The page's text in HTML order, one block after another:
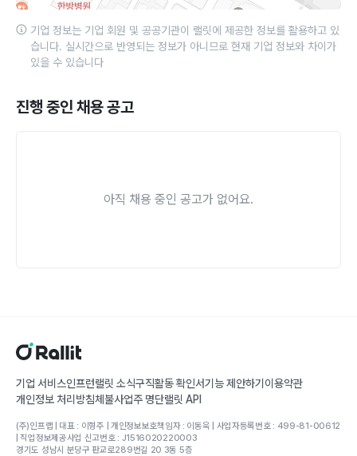
기업 정보는 기업 회원 및 공공기관이 랠릿에 제공한 정보를 활용하고 있
습니다. 실시간으로 반영되는 정보가 아니므로 현재 기업 정보와 차이가
있을 수 있습니다
진행 중인 채용 공고
아직 채용 중인 공고가 없어요.
기업 서비스인프런랠릿 소식구직활동 확인서기능 제안하기 이용약관
개인정보 처리방침체불사업주 명단랠릿 API
(주)인프랩 | 대표 : 이형주 | 개인정보보호책임자 : 이동욱 | 사업자등록번호 : 499-81-00612
| 직업정보제공사업 신고번호 : J1516020220003
경기도 성남시 분당구 판교로289번길 20 3동 5층